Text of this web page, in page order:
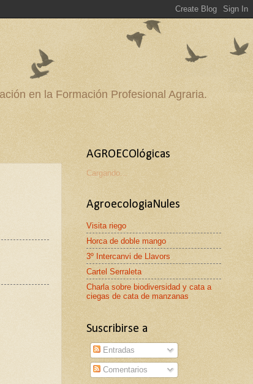
en la Formación Profesional Agraria.
AGROECOlógicas
Cargando...
AgroecologiaNules
Visita riego
Horca de doble mango
3º Intercanvi de Llavors
Cartel Serraleta
Charla sobre biodiversidad y cata a
ciegas de cata de manzanas
Suscribirse a
Entradas
Comentarios